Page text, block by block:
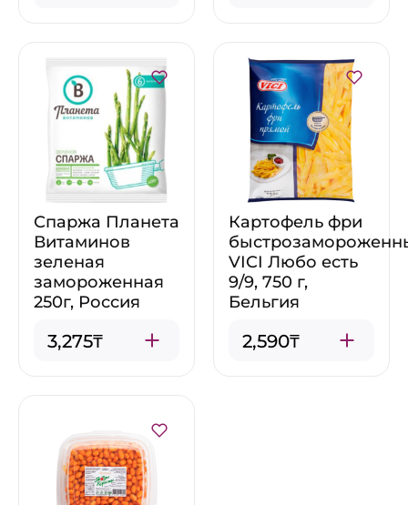
Спаржа Планета
Витаминов
зеленая
замороженная
250г, Россия
3,275₸
Картофель фри
VICI Любо есть
9/9, 750 г,
Бельгия
2,590₸